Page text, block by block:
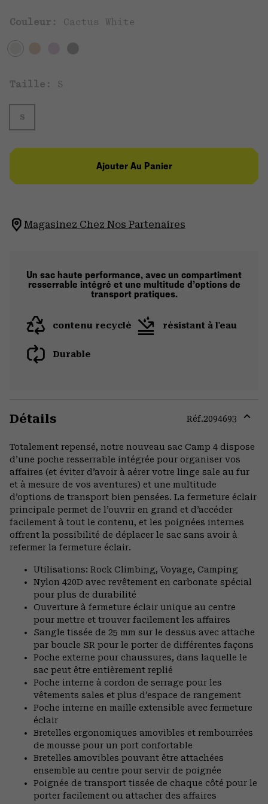
Couleur: Cactus White
Taille: S
S
Ajouter Au Panier
Magasinez Chez Nos Partenaires
Un sac haute performance, avec un compartiment
resserrable intégré et une multitude d’options de
transport pratiques.
contenu recyclé résistant à l'eau
Durable
Détails Réf.2094693
Totalement repensé, notre nouveau sac Camp 4 dispose
d’une poche resserrable intégrée pour organiser vos
affaires (et éviter d’avoir à aérer votre linge sale au fur
et à mesure de vos aventures) et une multitude
d’options de transport bien pensées. La fermeture éclair
principale permet de l’ouvrir en grand et d’accéder
facilement à tout le contenu, et les poignées internes
offrent la possibilité de déplacer le sac sans avoir à
refermer la fermeture éclair.
Utilisations: Rock Climbing, Voyage, Camping
Nylon 420D avec revêtement en carbonate spécial
pour plus de durabilité
Ouverture à fermeture éclair unique au centre
pour mettre et trouver facilement les affaires
Sangle tissée de 25 mm sur le dessus avec attache
par boucle SR pour le porter de différentes façons
Poche externe pour chaussures, dans laquelle le
sac peut être entièrement replié
Poche interne à cordon de serrage pour les
vêtements sales et plus d’espace de rangement
Poche interne en maille extensible avec fermeture
éclair
Bretelles ergonomiques amovibles et rembourrées
de mousse pour un port confortable
Bretelles amovibles pouvant être attachées
ensemble au centre pour servir de poignée
Poignée de transport tissée de chaque côté pour le
porter facilement ou attacher des affaires